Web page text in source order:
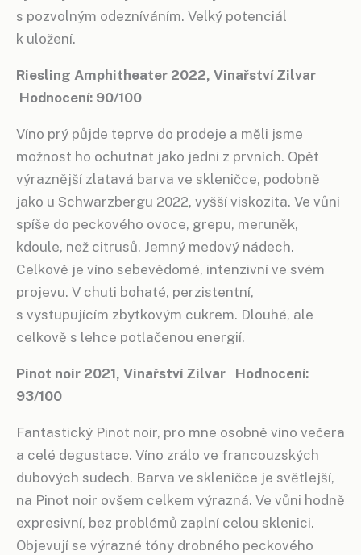
s pozvolným odezníváním. Velký potenciál
k uložení.
Riesling Amphitheater 2022, Vinařství Zilvar
Hodnocení: 90/100
Víno prý půjde teprve do prodeje a měli jsme
možnost ho ochutnat jako jedni z prvních. Opět
výraznější zlatavá barva ve skleničce, podobně
jako u Schwarzbergu 2022, vyšší viskozita. Ve vůni
spíše do peckového ovoce, grepu, meruněk,
kdoule, než citrusů. Jemný medový nádech.
Celkově je víno sebevědomé, intenzivní ve svém
projevu. V chuti bohaté, perzistentní,
s vystupujícím zbytkovým cukrem. Dlouhé, ale
celkově s lehce potlačenou energií.
Pinot noir 2021, Vinařství Zilvar Hodnocení:
93/100
Fantastický Pinot noir, pro mne osobně víno večera
a celé degustace. Víno zrálo ve francouzských
dubových sudech. Barva ve skleničce je světlejší,
na Pinot noir ovšem celkem výrazná. Ve vůni hodně
expresivní, bez problémů zaplní celou sklenici.
Objevují se výrazné tóny drobného peckového